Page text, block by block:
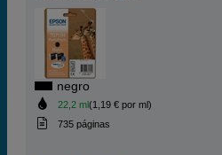
negro
22,2 ml(1,19 € por ml)
735 páginas